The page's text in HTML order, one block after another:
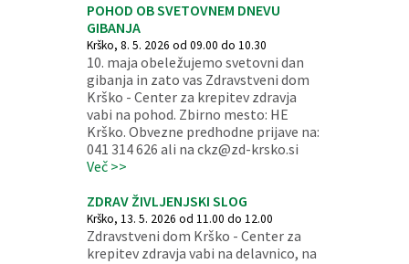
POHOD OB SVETOVNEM DNEVU
GIBANJA
Krško, 8. 5. 2026 od 09.00 do 10.30
10. maja obeležujemo svetovni dan
gibanja in zato vas Zdravstveni dom
Krško - Center za krepitev zdravja
vabi na pohod. Zbirno mesto: HE
Krško. Obvezne predhodne prijave na:
041 314 626 ali na ckz@zd-krsko.si
Več >>
ZDRAV ŽIVLJENJSKI SLOG
Krško, 13. 5. 2026 od 11.00 do 12.00
Zdravstveni dom Krško - Center za
krepitev zdravja vabi na delavnico, na